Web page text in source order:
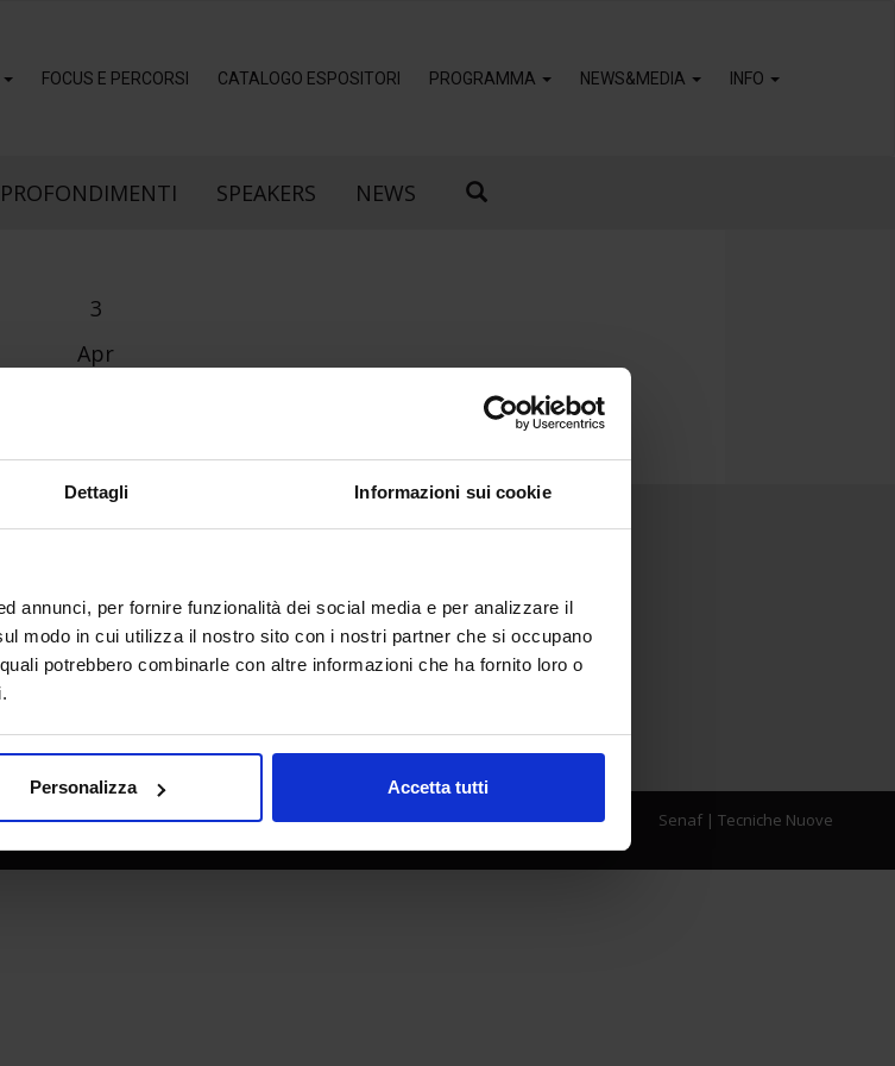
Dettagli Informazioni sui cookie
annunci, per fornire funzionalità dei social media e per analizzare il
modo in cui utilizza il nostro sito con i nostri partner che si occupano
potrebbero combinarle con altre informazioni che ha fornito loro o
Personalizza Accetta tutti
FOCUS E PERCORSI CATALOGO ESPOSITORI PROGRAMMA NEWS&MEDIA INFO
SPEAKERS NEWS
3
Apr
02213830371
Senaf| Tecniche Nuove